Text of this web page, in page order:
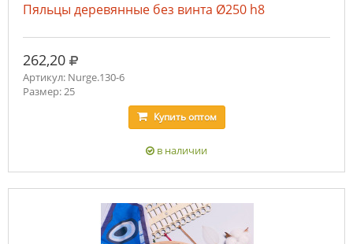
Пяльцы деревянные без винта Ø250 h8
262,20 руб.
Артикул: Nurge.130-6
Размер: 25
Купитьоптом
в наличии